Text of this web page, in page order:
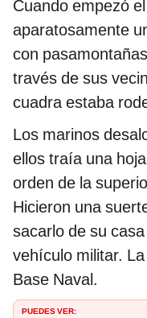
Cuando empezó
aparatosamente
con
través de sus
cuadra estaba
Los marinos
ellos traía una
orden de la
Hicieron una
sacarlo de su
vehículo militar.
Base Naval.
PUEDES VER: